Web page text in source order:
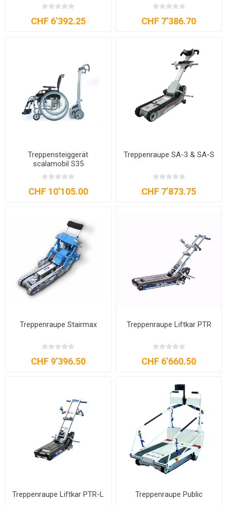
CHF 6’392.25 CHF 7’386.70
Treppensteiggerät
scalamobil S35
CHF 10’105.00
Treppenraupe SA-3 & SA-S
CHF 7’873.75
Treppenraupe Stairmax
CHF 9’396.50
Treppenraupe Liftkar PTR
CHF 6’660.50
Treppenraupe Liftkar PTR-L Treppenraupe Public